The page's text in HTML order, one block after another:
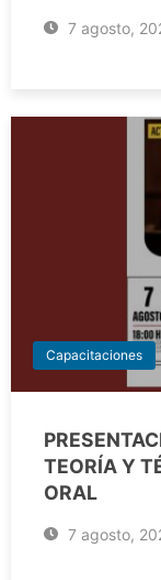
7 agosto,
Capacitaciones
TEORÍA Y
ORAL
7 agosto,